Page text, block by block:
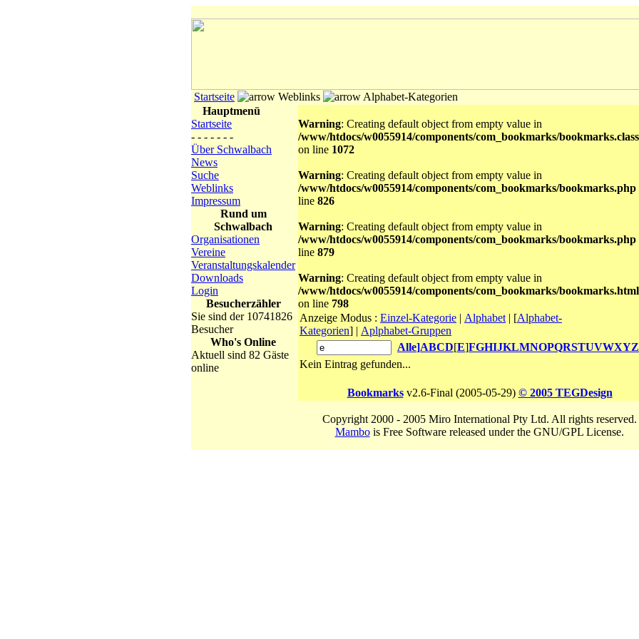
Startseite Weblinks
Alphabet-Kategorien
Hauptmenü
Startseite
- - - - - - -
Über Schwalbach
News
Suche
Weblinks
Impressum
Rund um
Schwalbach
Organisationen
Vereine
Veranstaltungskalender
Downloads
Login
Besucherzähler
Sie sind der 10741826
Besucher
Who's Online
Aktuell sind 82 Gäste
online
Warning: Creating default object from empty value in
/www/htdocs/w0055914/components/com_bookmarks/
on line 1072
Warning: Creating default object from empty value in
/www/htdocs/w0055914/components/com_bookmarks/bookmarks.php
line 826
Warning: Creating default object from empty value in
/www/htdocs/w0055914/components/com_bookmarks/bookmarks.php
line 879
Warning: Creating default object from empty value in
/www/htdocs/w0055914/components/com_bookmarks/
on line 798
Anzeige Modus : Einzel-Kategorie | Alphabet | [Alphabet-
Kategorien] | Aplphabet-Gruppen
Alle]ABCD[E]FGHIJKLMNOPQRSTUVWXYZ
Kein Eintrag gefunden...
Bookmarks v2.6-Final (2005-05-29) © 2005 TEGDesign
Copyright 2000 - 2005 Miro International Pty Ltd. All rights reserved.
Mambois Free Software released under the GNU/GPL License.